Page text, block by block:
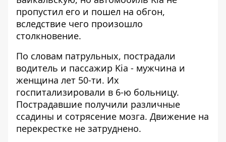
пропустил его и пошел на обгон,
вследствие чего произошло
столкновение.
По словам патрульных, пострадали
водитель и пассажир Kia - мужчина и
женщина лет 50-ти. Их
госпитализировали в 6-ю больницу.
Пострадавшие получили различные
ссадины и сотрясение мозга. Движение на
перекрестке не затруднено.